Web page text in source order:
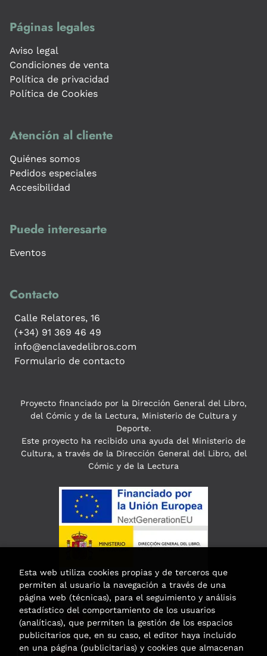
Páginas legales
Aviso legal
Condiciones de venta
Política de privacidad
Política de Cookies
Atención al cliente
Quiénes somos
Pedidos especiales
Accesibilidad
Puede interesarte
Eventos
Contacto
Calle Relatores, 16
(+34) 91 369 46 49
info@enclavedelibros.com
Formulario de contacto
Proyecto financiado por la Dirección General del Libro,
del Cómic y de la Lectura, Ministerio de Cultura y
Deporte.
Este proyecto ha recibido una ayuda del Ministerio de
Cultura, a través de la Dirección General del Libro, del
Cómic y de la Lectura
Esta web utiliza cookies propias y de terceros que
permiten al usuario la navegación a través de una
página web (técnicas), para el seguimiento y análisis
estadístico del comportamiento de los usuarios
(analíticas), que permiten la gestión de los espacios
publicitarios que, en su caso, el editor haya incluido
en una página (publicitarias) y cookies que almacenan